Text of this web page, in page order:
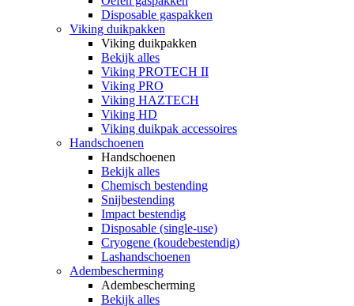
Disposable gaspakken
Viking duikpakken
Viking duikpakken
Bekijk alles
Viking PROTECH II
Viking PRO
Viking HAZTECH
Viking HD
Viking duikpak accessoires
Handschoenen
Handschoenen
Bekijk alles
Chemisch bestending
Snijbestending
Impact bestendig
Disposable (single-use)
Cryogene (koudebestendig)
Lashandschoenen
Adembescherming
Adembescherming
Bekijk alles